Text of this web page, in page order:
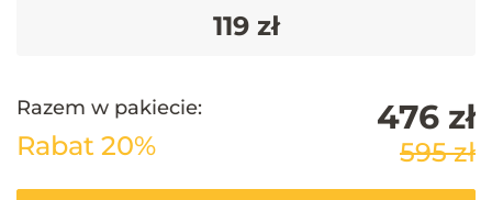
119 zł
Razem w pakiecie:
Rabat 20%
476 zł
595 zł